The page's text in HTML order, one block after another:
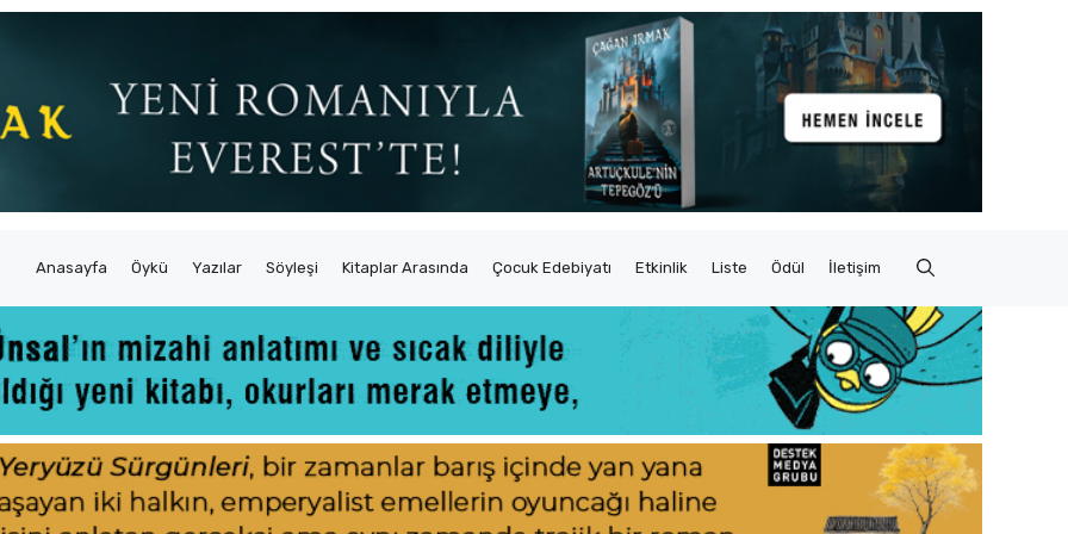
Anasayfa Öykü Yazılar Söyleşi Kitaplar Arasında Çocuk Edebiyatı Etkinlik Liste Ödül İletişim